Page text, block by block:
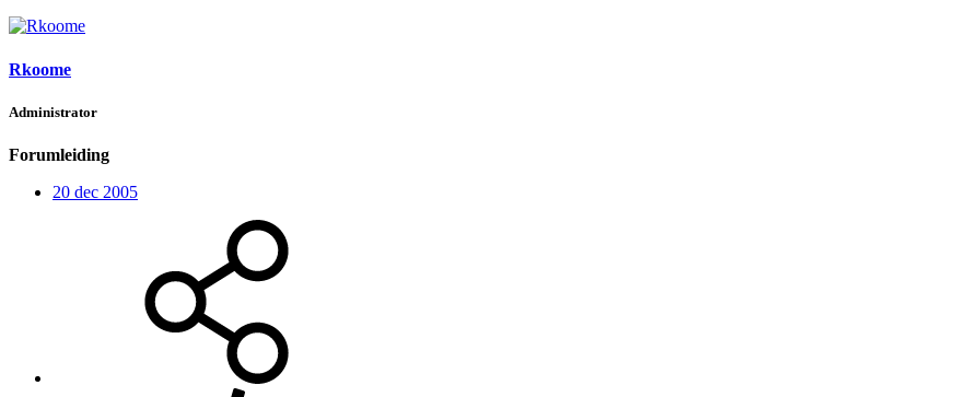
Rkoome
Administrator
Forumleiding
20 dec 2005